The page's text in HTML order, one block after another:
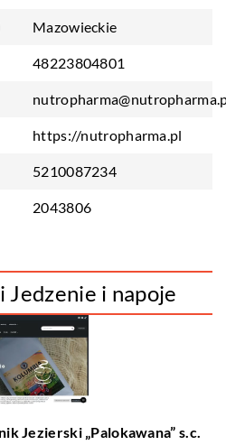
Mazowieckie
48223804801
https://nutropharma.pl
5210087234
2043806
i napoje
Jezierski „Palokawana” s.c.